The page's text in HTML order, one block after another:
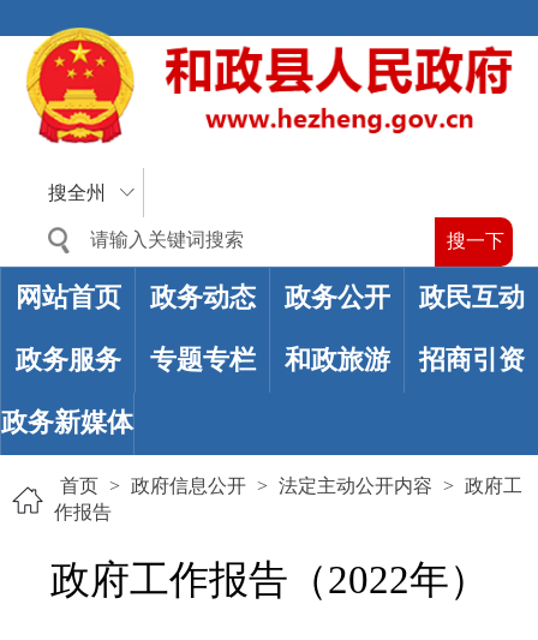
搜全州
网站首页 政务动态 政务公开 政民互动
政务服务 专题专栏 和政旅游 招商引资
政务新媒体
首页 > 政府信息公开 > 法定主动公开内容 > 政府工
作报告
政府工作报告（2022年）